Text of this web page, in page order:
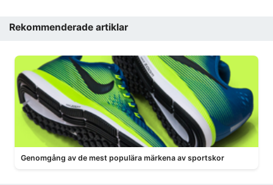
Rekommenderade artiklar
Genomgång av de mest populära märkena av sportskor